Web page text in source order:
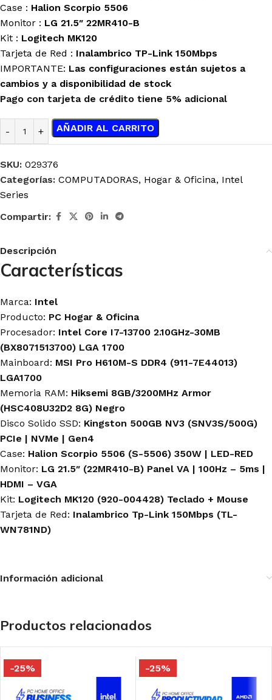
Case : Halion Scorpio 5506
Monitor : LG 21.5″ 22MR410-B
Kit : Logitech MK120
Tarjeta de Red : Inalambrico TP-Link 150Mbps
IMPORTANTE: Las configuraciones están sujetos a
cambios y a disponibilidad de stock
Pago con tarjeta de crédito tiene 5% adicional
AÑADIR AL CARRITO
SKU: 029376
Categorías: COMPUTADORAS, Hogar & Oficina, Intel
Series
Compartir:
Descripción
Características
Marca: Intel
Producto: PC Hogar & Oficina
Procesador: Intel Core I7-13700 2.10GHz-30MB
(BX8071513700) LGA 1700
Mainboard: MSI Pro H610M-S DDR4 (911-7E44013)
LGA1700
Memoria RAM: Hiksemi 8GB/3200MHz Armor
(HSC408U32D2 8G) Negro
Disco Solido SSD: Kingston 500GB NV3 (SNV3S/500G)
PCIe | NVMe | Gen4
Case: Halion Scorpio 5506 (S-5506) 350W | LED-RED
Monitor: LG 21.5″ (22MR410-B) Panel VA | 100Hz – 5ms |
HDMI – VGA
Kit: Logitech MK120 (920-004428) Teclado + Mouse
Tarjeta de Red: Inalambrico Tp-Link 150Mbps (TL-
WN781ND)
Información adicional
Productos relacionados
-25% -25%